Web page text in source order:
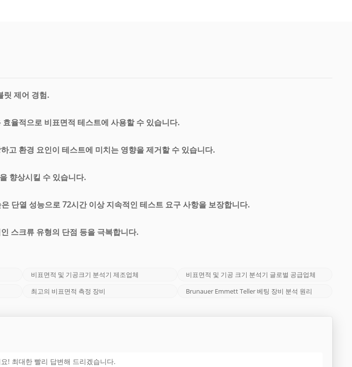
릿 제어 경험.
율적으로 비표면적 테스트에 사용할 수 있습니다.
고 환경 요인이 테스트에 미치는 영향을 제거할 수 있습니다.
향상시킬 수 있습니다.
단열 성능으로 72시간 이상 지속적인 테스트 요구 사항을 보장합니다.
스크류 유형의 단점 등을 극복합니다.
비표면적 및 기공크기 분석기 제조업체
비표면적 및 기공 크기 분석기 글로벌 공급업체
최고의 비표면적 측정 장비 Brunauer Emmett Teller 베팅 장비 분석 원리
! 최대한 빨리 답변해 드리겠습니다.